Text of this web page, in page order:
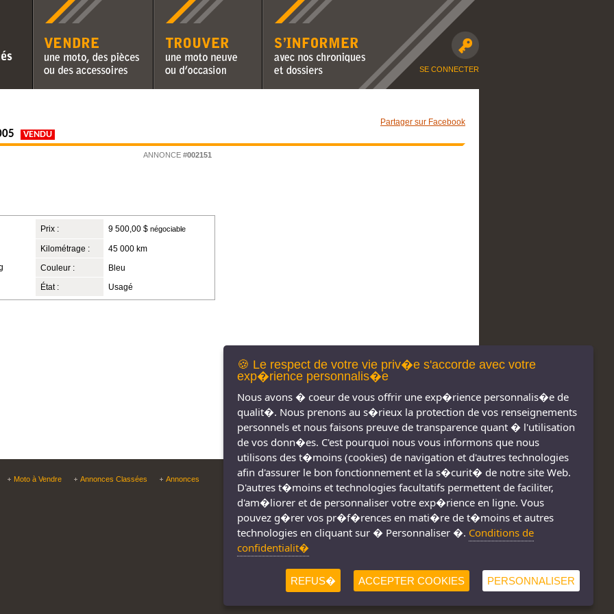
Vendre une moto, des pièces ou
des accessoires
Trouver une moto neuve ou
d'occasion
S'informer avec nos
chroniques moto et dossiers
SE CONNECTER
Partager sur Facebook
VENDU
ANNONCE #002151
Prix : 9 500,00 $ négociable
Kilométrage : 45 000 km
Couleur : Bleu
État : Usagé
Moto à Vendre Annonces Classées
Annonces
Copyright © Tous droits réservés 2011-
2026
Nous joindre
Conditions d'utilisation
Consignes de sécurité
🍪 Le respect de votre vie priv�e s'accorde avec votre
exp�rience personnalis�e
Nous avons � coeur de vous offrir une exp�rience personnalis�e de
qualit�. Nous prenons au s�rieux la protection de vos renseignements
personnels et nous faisons preuve de transparence quant � l'utilisation
de vos donn�es. C'est pourquoi nous vous informons que nous
utilisons des t�moins (cookies) de navigation et d'autres technologies
afin d'assurer le bon fonctionnement et la s�curit� de notre site Web.
D'autres t�moins et technologies facultatifs permettent de faciliter,
d'am�liorer et de personnaliser votre exp�rience en ligne. Vous
pouvez g�rer vos pr�f�rences en mati�re de t�moins et autres
technologies en cliquant sur � Personnaliser �. Conditions de
confidentialit�
REFUS� ACCEPTER COOKIES PERSONNALISER